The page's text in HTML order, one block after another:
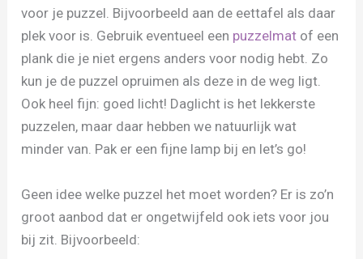
voor je puzzel. Bijvoorbeeld aan de eettafel als daar
plek voor is. Gebruik eventueel een puzzelmat of een
plank die je niet ergens anders voor nodig hebt. Zo
kun je de puzzel opruimen als deze in de weg ligt.
Ook heel fijn: goed licht! Daglicht is het lekkerste
puzzelen, maar daar hebben we natuurlijk wat
minder van. Pak er een fijne lamp bij en let’s go!
Geen idee welke puzzel het moet worden? Er is zo’n
groot aanbod dat er ongetwijfeld ook iets voor jou
bij zit. Bijvoorbeeld: